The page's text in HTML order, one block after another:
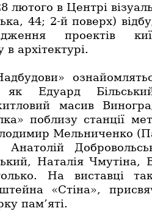
лютого в Центрі
44; 2-й поверх)
проектів
архітектурі.
як Едуард
масив
поблизу станції
Мельниченко
Анатолій
Наталія Чмутіна,
На виставці
«Стіна»,
пам’яті.